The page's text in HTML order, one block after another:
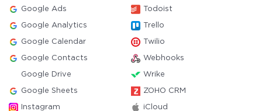
Google Ads Todoist
Google Analytics Trello
Google Calendar Twilio
Google Contacts Webhooks
Google Drive Wrike
Google Sheets ZOHO CRM
Instagram iCloud